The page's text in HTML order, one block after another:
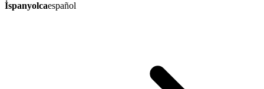
İspanyolcaespañol